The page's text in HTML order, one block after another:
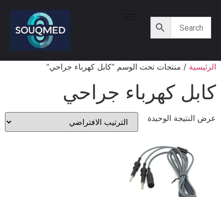
الرئيسية/ منتجات تحت الوسم “كابل كهرباء جراحي”
كابل كهرباء جراحي
عرض النتيجة الوحيدة